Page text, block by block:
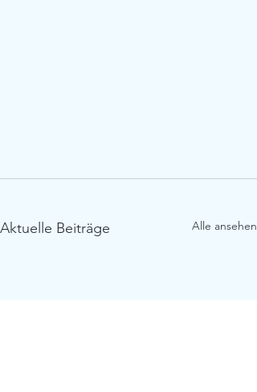
Aktuelle Beiträge Alle ansehen